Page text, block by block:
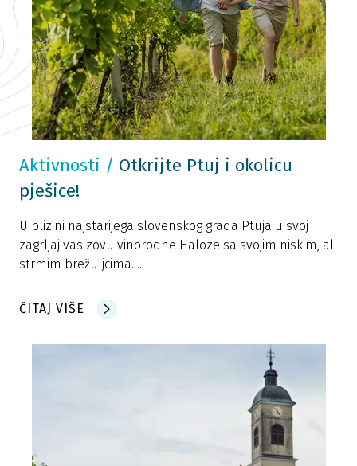
Aktivnosti / Otkrijte Ptuj i okolicu
pješice!
U blizini najstarijega slovenskog grada Ptuja u svoj
zagrljaj vas zovu vinorodne Haloze sa svojim niskim, ali
strmim brežuljcima. ...
ČITAJ VIŠE